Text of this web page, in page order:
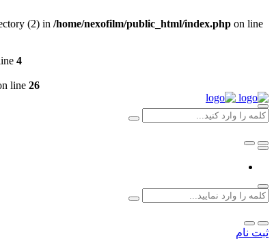
(2) in /home/nexofilm/public_html/index.php on line
4
line 26
ثبت نام